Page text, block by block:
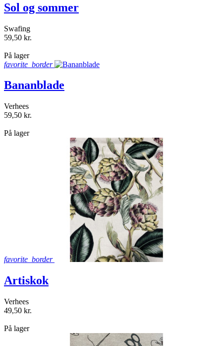
Sol og sommer
Swafing
59,50 kr.
På lager
favorite_border
Bananblade
Verhees
59,50 kr.
På lager
favorite_border
Artiskok
Verhees
49,50 kr.
På lager